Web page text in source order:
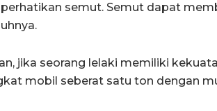
semut. Semut dapat
jika seorang lelaki memiliki
mobil seberat satu ton dengan